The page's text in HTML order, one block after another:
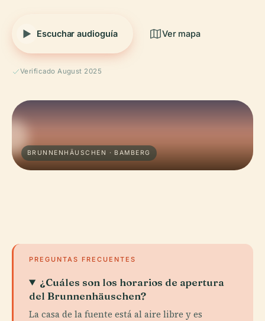
Escuchar audioguía Ver mapa
Verificado August 2025
BRUNNENHÄUSCHEN · BAMBERG
PREGUNTAS FRECUENTES
¿Cuáles son los horarios de apertura
del Brunnenhäuschen?
La casa de la fuente está al aire libre y es